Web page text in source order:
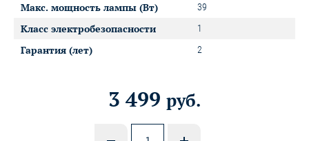
Макс. мощность лампы (Вт) 39
Класс электробезопасности 1
Гарантия (лет) 2
3 499 руб.